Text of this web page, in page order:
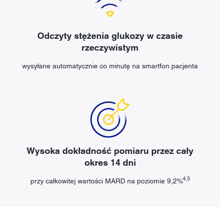
Odczyty stężenia glukozy w czasie
rzeczywistym
wysyłane automatycznie co minutę na smartfon pacjenta
Wysoka dokładność pomiaru przez cały
okres 14 dni
przy całkowitej wartości MARD na poziomie 9,2%4,5